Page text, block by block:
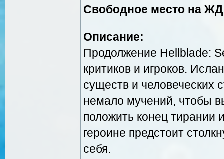
Свободное место на
Описание:
Продолжение Hellblade:
критиков и игроков.
существ и человеческих
немало мучений, чтобы
положить конец тирании
героине предстоит
себя.